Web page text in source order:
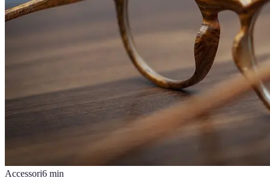
Accessori6 min